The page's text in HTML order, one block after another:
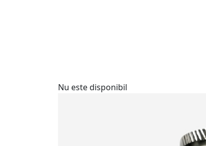
Nu este disponibil